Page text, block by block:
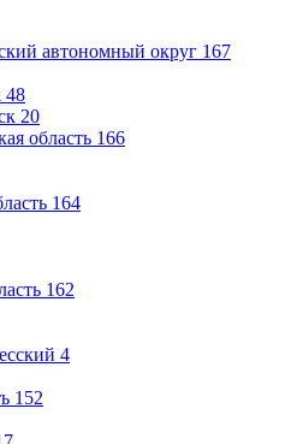
автономный округ 167
48
20
область 166
164
162
4
152